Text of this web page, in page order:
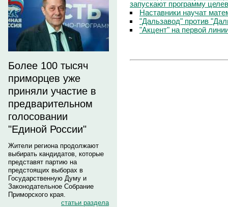
Более 100 тысяч
приморцев уже
приняли участие в
предварительном
голосовании
"Единой России"
Жители региона продолжают
выбирать кандидатов, которые
представят партию на
предстоящих выборах в
Государственную Думу и
Законодательное Собрание
Приморского края.
статьи раздела
запускают программу
Наставники научат
"Дальзавод" против
"Акцент" на первой